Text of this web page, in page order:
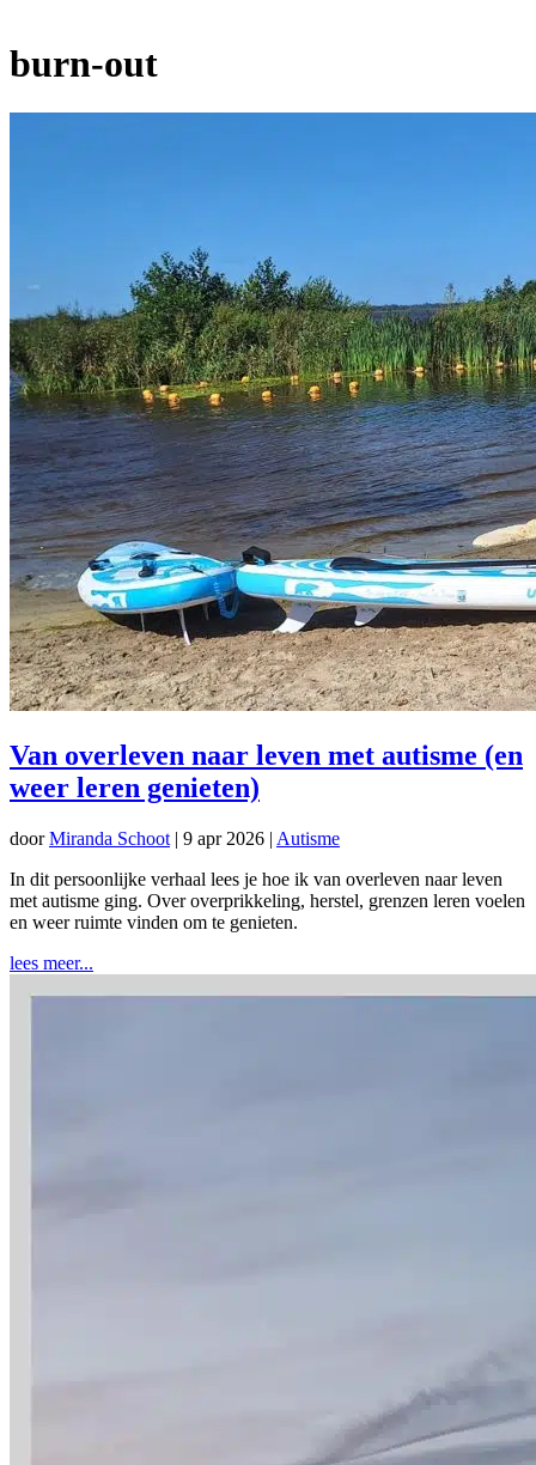
burn-out
Van overleven naar leven met autisme (en
weer leren genieten)
doorMiranda Schoot | 9 apr 2026 | Autisme
In dit persoonlijke verhaal lees je hoe ik van overleven naar leven
met autisme ging. Over overprikkeling, herstel, grenzen leren voelen
en weer ruimte vinden om te genieten.
lees meer...